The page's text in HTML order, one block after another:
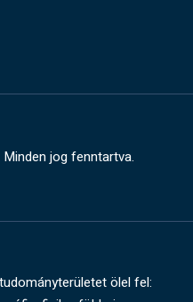
jog fenntartva.
ölel fel: